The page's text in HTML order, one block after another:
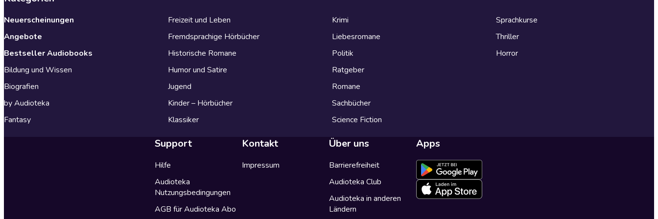
Neuerscheinungen
Angebote
Bestseller Audiobooks
Bildung und Wissen
Biografien
by Audioteka
Fantasy
Freizeit und Leben
Fremdsprachige Hörbücher
Historische Romane
Humor und Satire
Jugend
Kinder – Hörbücher
Klassiker
Krimi
Liebesromane
Politik
Ratgeber
Romane
Sachbücher
Science Fiction
Sprachkurse
Thriller
Horror
Support
Hilfe
Audioteka
Nutzungsbedingungen
AGB für Audioteka Abo
Kontakt
Impressum
Über uns
Barrierefreiheit
Audioteka Club
Audioteka in anderen
Ländern
Apps